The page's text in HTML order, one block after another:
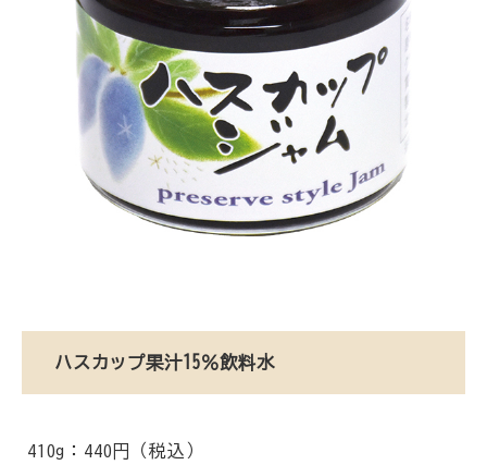
ハスカップ果汁15％飲料水
410g：440円（税込）